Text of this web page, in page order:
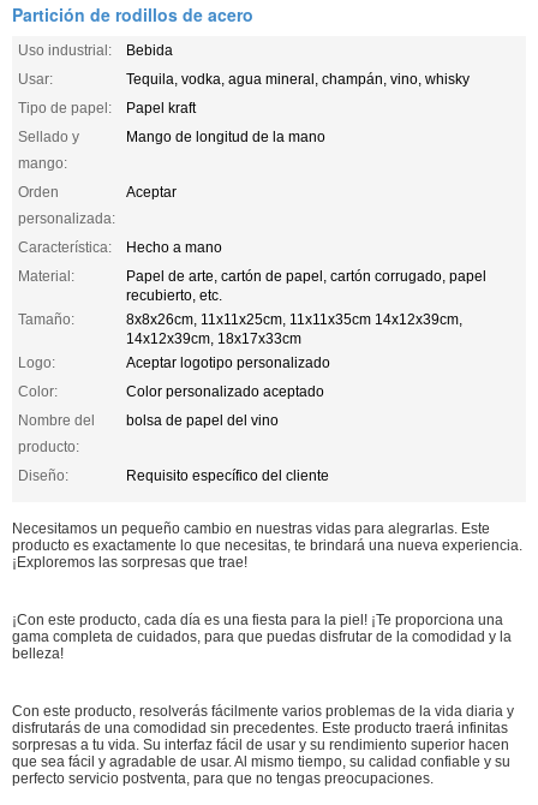
Partición de rodillos de acero
Uso industrial:
Bebida
Usar:
Tequila, vodka, agua mineral, champán, vino, whisky
Tipo de papel:
Papel kraft
Sellado y
mango:
Mango de longitud de la mano
Orden
personalizada:
Aceptar
Característica:
Hecho a mano
Material:
Papel de arte, cartón de papel, cartón corrugado, papel
recubierto, etc.
Tamaño:
8x8x26cm, 11x11x25cm, 11x11x35cm 14x12x39cm,
14x12x39cm, 18x17x33cm
Logo:
Aceptar logotipo personalizado
Color:
Color personalizado aceptado
Nombre del
producto:
bolsa de papel del vino
Diseño: Requisito específico del cliente
Necesitamos un pequeño cambio en nuestras vidas para alegrarlas. Este
producto es exactamente lo que necesitas, te brindará una nueva experiencia.
¡Exploremos las sorpresas que trae!
¡Con este producto, cada día es una fiesta para la piel! ¡Te proporciona una
gama completa de cuidados, para que puedas disfrutar de la comodidad y la
belleza!
Con este producto, resolverás fácilmente varios problemas de la vida diaria y
disfrutarás de una comodidad sin precedentes. Este producto traerá infinitas
sorpresas a tu vida. Su interfaz fácil de usar y su rendimiento superior hacen
que sea fácil y agradable de usar. Al mismo tiempo, su calidad confiable y su
perfecto servicio postventa, para que no tengas preocupaciones.